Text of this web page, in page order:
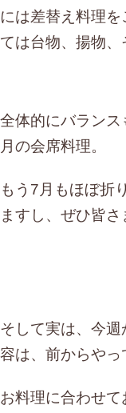
には差替え料理
ては台物、揚物
全体的にバラン
月の会席料理。
もう7月もほぼ折
ますし、ぜひ皆
そして実は、今
容は、前からやっ
お料理に合わせ